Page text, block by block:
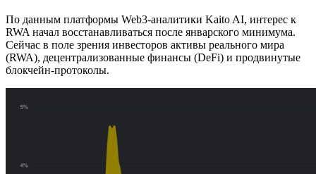
По данным платформы Web3-аналитики Kaito AI, интерес к
RWA начал восстанавливаться после январского минимума.
Сейчас в поле зрения инвесторов активы реального мира
(RWA), децентрализованные финансы (DeFi) и продвинутые
блокчейн-протоколы.